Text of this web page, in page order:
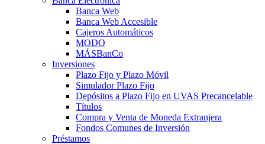
Banca Web
Banca Web Accesible
Cajeros Automáticos
MODO
MÁSBanCo
Inversiones
Plazo Fijo y Plazo Móvil
Simulador Plazo Fijo
Depósitos a Plazo Fijo en UVAS Precancelable
Títulos
Compra y Venta de Moneda Extranjera
Fondos Comunes de Inversión
Préstamos